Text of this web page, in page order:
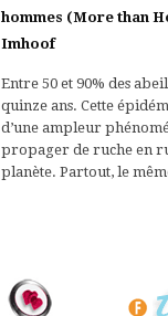
hommes (More than
Imhoof
Entre 50 et 90% des
quinze ans. Cette
d’une ampleur
propager de ruche en
planète. Partout, le